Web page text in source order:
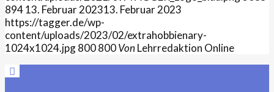
89413. Februar 202313. Februar 2023
https://tagger.de/wp-
content/uploads/2023/02/extrahobbienary-
1024x1024.jpg800800VonLehrredaktion Online